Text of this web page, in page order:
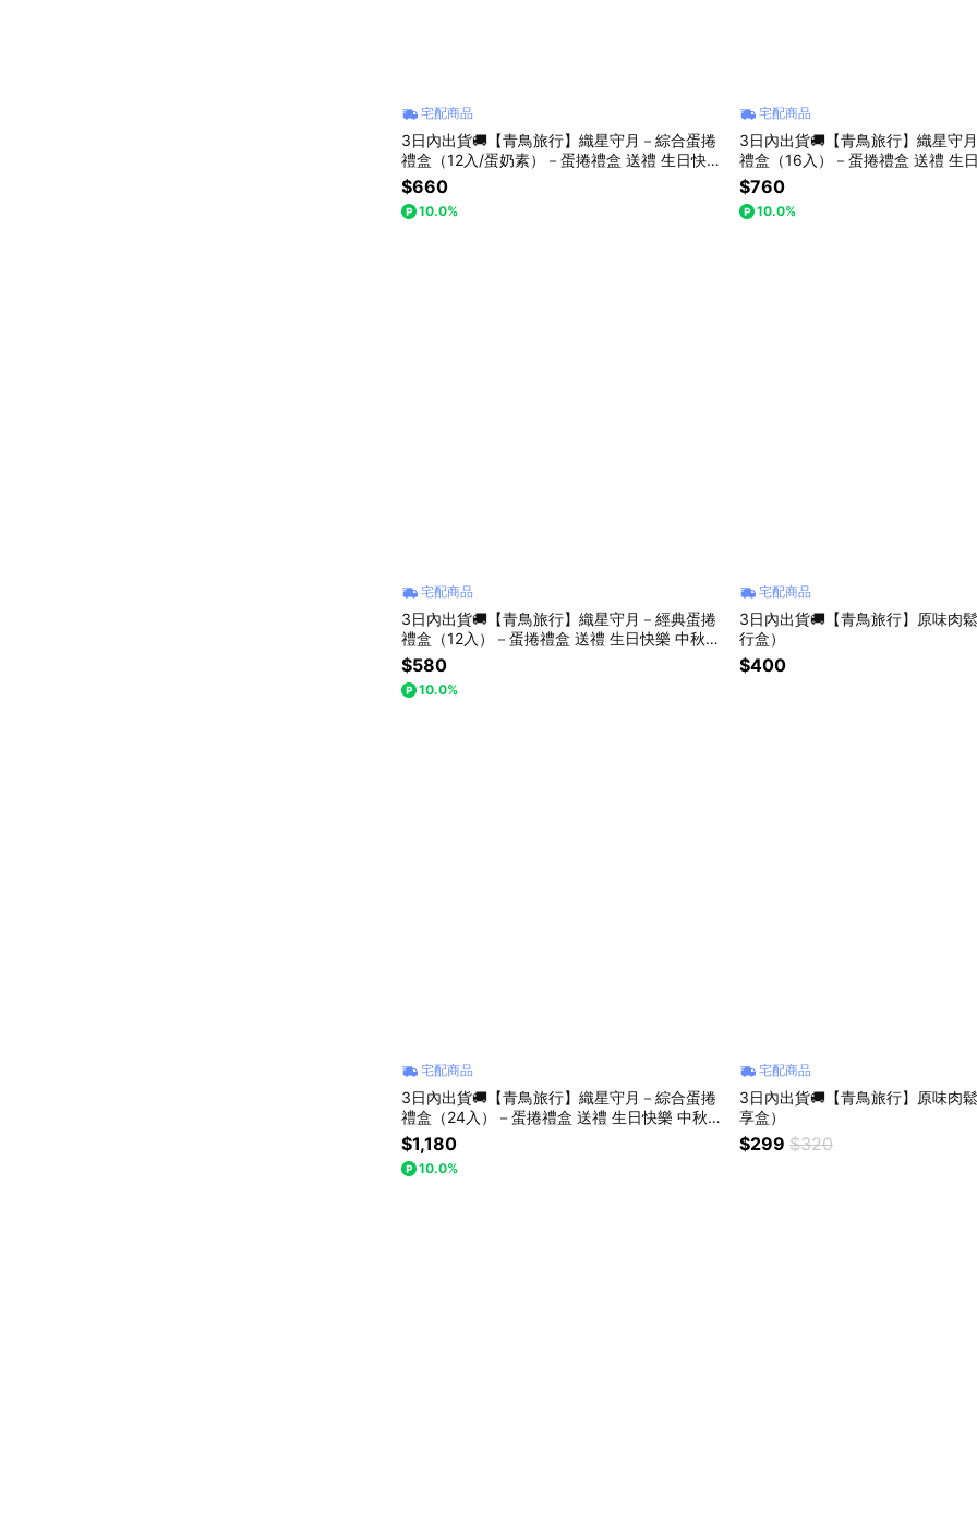
宅配商品
3日內出貨🚚【青鳥旅行】織星守月－綜合蛋捲
禮盒（12入/蛋奶素）－蛋捲禮盒 送禮 生日快樂
中秋禮盒 感謝有你
$660
10.0%
宅配商品
3日內出貨🚚【青鳥旅行】織星守
禮盒（16入）－蛋捲禮盒 送禮 生
盒 滿滿感謝 餡給你
$760
10.0%
宅配商品
3日內出貨🚚【青鳥旅行】織星守月－經典蛋捲
禮盒（12入）－蛋捲禮盒 送禮 生日快樂 中秋禮
盒 最辛苦的你
$580
10.0%
宅配商品
3日內出貨🚚【青鳥旅行】原味肉
行盒）
$400
宅配商品
3日內出貨🚚【青鳥旅行】織星守月－綜合蛋捲
禮盒（24入）－蛋捲禮盒 送禮 生日快樂 中秋禮
盒 餡上滿滿祝福
$1,180
10.0%
宅配商品
3日內出貨🚚【青鳥旅行】原味肉
享盒）
$299 $320